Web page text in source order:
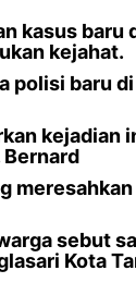
kasus
kejahat.
polisi baru
kejadian
Bernard
sebut
Kota